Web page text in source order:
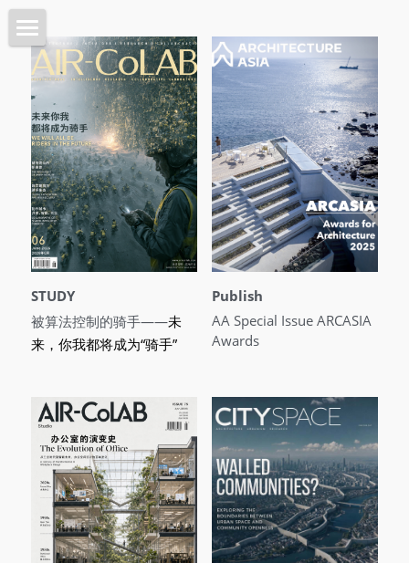
Home 首页
Architecture 建筑
Planning 城市
Interiors 室内
Objects 器物
Lab 实验
About 关于
Contact 联系我们
STUDY
被算法控制的骑手——未
来，你我都将成为“骑手”
Publish
AA Special Issue ARCASIA
Awards